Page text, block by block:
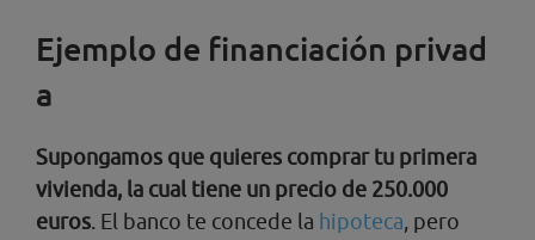
Ejemplo de financiación privad
a
Supongamos que quieres comprar tu primera
vivienda, la cual tiene un precio de 250.000
euros. El banco te concede la hipoteca, pero